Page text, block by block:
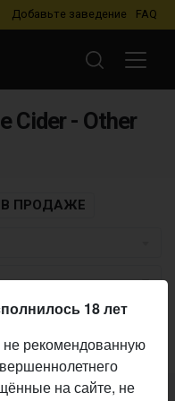
Добавьте заведение FAQ
Cider - Other
В ПРОДАЖЕ
найдено
18 лет
рекомендованную
на сайте, не